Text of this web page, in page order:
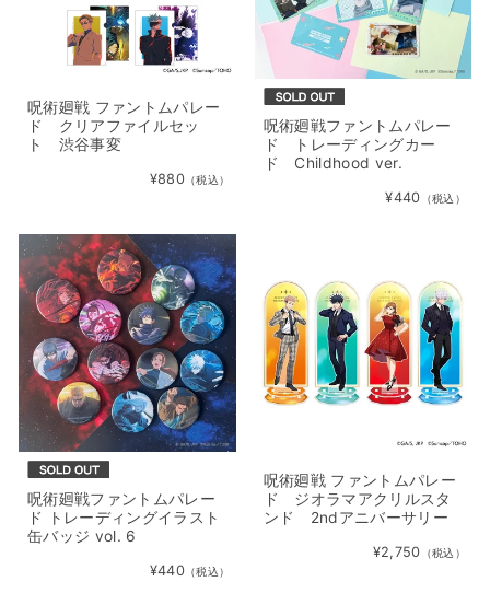
呪術廻戦 ファントムパレー
ド クリアファイルセッ
ト 渋谷事変
¥880 （税込）
呪術廻戦ファントムパレー
ド トレーディングカー
ド Childhood ver.
¥440 （税込）
呪術廻戦ファントムパレー
ド トレーディングイラスト
缶バッジ vol. 6
¥440 （税込）
呪術廻戦 ファントムパレー
ド ジオラマアクリルスタ
ンド 2ndアニバーサリー
¥2,750 （税込）